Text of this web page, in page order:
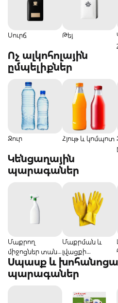
Սուրճ Թեյ
Ոչ ալկոհոլային
ըմպելիքներ
Ջուր Հյութ և կոմպոտ
Կենցաղային
պարագաներ
Մաքրող
միջոցներ տան
համար
Մաքրման և
լվացքի
միջոցներ
Սպասք և
պարագաներ